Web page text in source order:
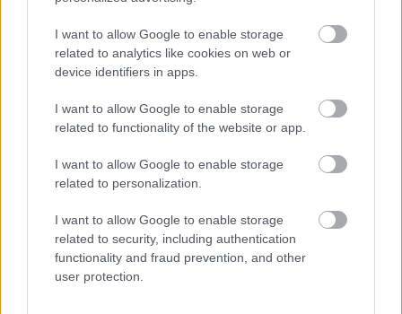
I want to allow Google to enable storage
related to analytics like cookies on web or
device identifiers in apps.
I want to allow Google to enable storage
related to functionality of the website or app.
I want to allow Google to enable storage
related to personalization.
I want to allow Google to enable storage
related to security, including authentication
functionality and fraud prevention, and other
user protection.
FORMA-1
F1 legújabb izgalmas kanyarja
A Ferrari megjelenése azért is meglepő, mert
helyszínen: leginkább a lelátón és a paddock
infrastruktúráin dolgoztak. Amikor a sajtó
néhány képviselője nemrég ott járt, még számos